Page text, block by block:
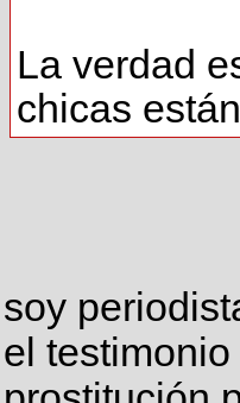
La verdad
chicas
soy
el